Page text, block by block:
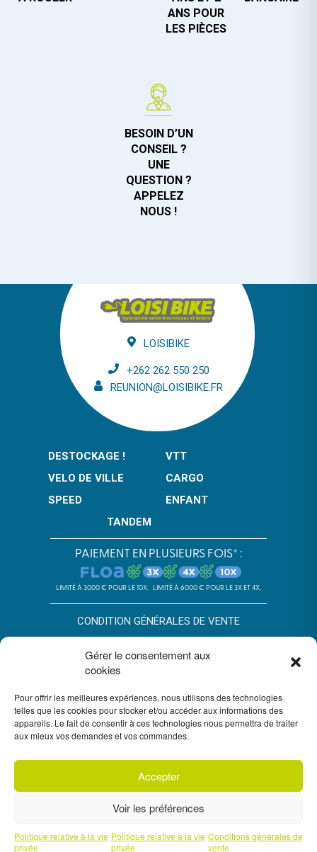
Gérer le consentement aux
cookies
Pour offrir les meilleures expériences, nous utilisons des technologies
telles que les cookies pour stocker et/ou accéder aux informations des
appareils. Le fait de consentir à ces technologies nous permettra de traiter
aux mieux vos demandes et vos commandes.
Accepter
Voir les préférences
Politique relative à la vie
privée
Politique relative à la vie
privée
Conditions générales de
vente
ANS POUR
LES PIÈCES
BESOIN D’UN
CONSEIL ?
UNE
QUESTION ?
APPELEZ
NOUS !
LOISIBIKE
+262 262 550 250
REUNION@LOISIBIKE.FR
DESTOCKAGE !
VTT
VELO DE VILLE
CARGO
SPEED
ENFANT
TANDEM
PAIEMENT EN PLUSIEURS FOIS* :
LIMITÉ À 3000 € POUR LE 10X. LIMITÉ À 6000 € POUR LE 3X ET 4X.
CONDITION GÉNÉRALES DE VENTE
*SOUS RÉSERVE D’ACCEPTATION DU DOSSIER PAR FLOA. SA AU
IMMEUBLE G7, 71 RUE LUCIEN FAURE 33300 BORDEAUX,
ENREGISTRÉE À L’ORIAS SOUS LE N°07028160. SOUMISE AU
CONTRÔLE DE L’AUTORITÉ DE CONTRÔLE PRUDENTIEL ET DE
RÉSOLUTION, 4 PLACE DE BUDAPEST CS 92459, 75436 PARIS.
VOUS DISPOSEZ DU DÉLAI LÉGAL DE RÉTRACTATION. VOIR